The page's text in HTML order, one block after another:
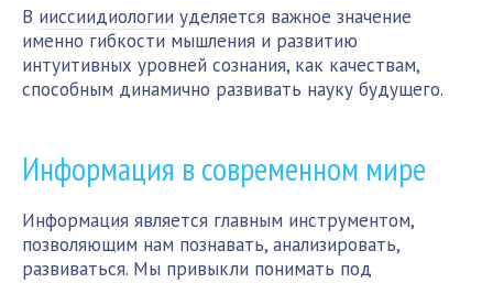
В ииссиидиологии уделяется важное значение
именно гибкости мышления и развитию
интуитивных уровней сознания, как качествам,
способным динамично развивать науку будущего.
Информация в современном мире
Информация является главным инструментом,
позволяющим нам познавать, анализировать,
развиваться. Мы привыкли понимать под